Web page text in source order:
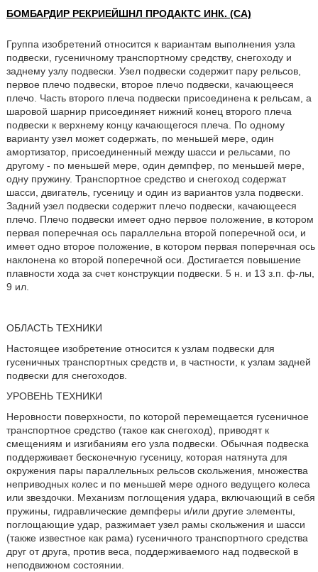
БОМБАРДИР РЕКРИЕЙШНЛ ПРОДАКТС ИНК. (CA)
Группа изобретений относится к вариантам выполнения узла
подвески, гусеничному транспортному средству, снегоходу и
заднему узлу подвески. Узел подвески содержит пару рельсов,
первое плечо подвески, второе плечо подвески, качающееся
плечо. Часть второго плеча подвески присоединена к рельсам, а
шаровой шарнир присоединяет нижний конец второго плеча
подвески к верхнему концу качающегося плеча. По одному
варианту узел может содержать, по меньшей мере, один
амортизатор, присоединенный между шасси и рельсами, по
другому - по меньшей мере, один демпфер, по меньшей мере,
одну пружину. Транспортное средство и снегоход содержат
шасси, двигатель, гусеницу и один из вариантов узла подвески.
Задний узел подвески содержит плечо подвески, качающееся
плечо. Плечо подвески имеет одно первое положение, в котором
первая поперечная ось параллельна второй поперечной оси, и
имеет одно второе положение, в котором первая поперечная ось
наклонена ко второй поперечной оси. Достигается повышение
плавности хода за счет конструкции подвески. 5 н. и 13 з.п. ф-лы,
9 ил.
ОБЛАСТЬ ТЕХНИКИ
Настоящее изобретение относится к узлам подвески для
гусеничных транспортных средств и, в частности, к узлам задней
подвески для снегоходов.
УРОВЕНЬ ТЕХНИКИ
Неровности поверхности, по которой перемещается гусеничное
транспортное средство (такое как снегоход), приводят к
смещениям и изгибаниям его узла подвески. Обычная подвеска
поддерживает бесконечную гусеницу, которая натянута для
окружения пары параллельных рельсов скольжения, множества
неприводных колес и по меньшей мере одного ведущего колеса
или звездочки. Механизм поглощения удара, включающий в себя
пружины, гидравлические демпферы и/или другие элементы,
поглощающие удар, разжимает узел рамы скольжения и шасси
(также известное как рама) гусеничного транспортного средства
друг от друга, против веса, поддерживаемого над подвеской в
неподвижном состоянии.